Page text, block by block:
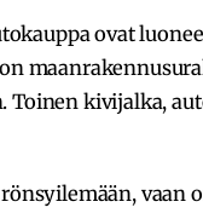
ovat
kivijalka,